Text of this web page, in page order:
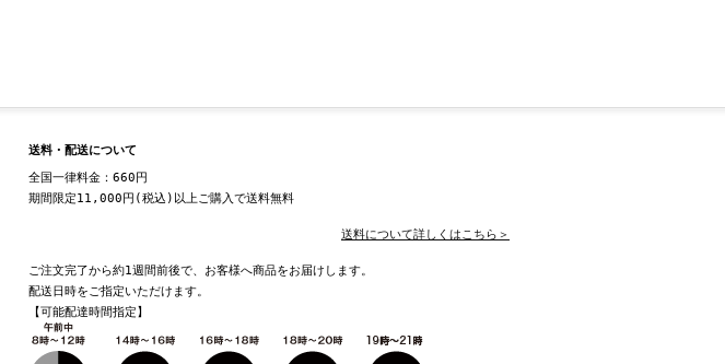
送料・配送について
全国一律料金：660円
期間限定11,000円(税込)以上ご購入で送料無料
送料について詳しくはこちら＞
ご注文完了から約1週間前後で、お客様へ商品をお届けします。
配送日時をご指定いただけます。
【可能配達時間指定】